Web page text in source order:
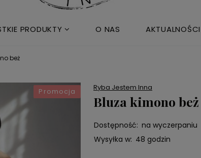
PRODUKTY O NAS AKTUALNOŚCI
beż
Ryba Jestem Inna
Bluza kimono beż
Promocja
Dostępność: na wyczerpaniu
Wysyłka w: 48 godzin